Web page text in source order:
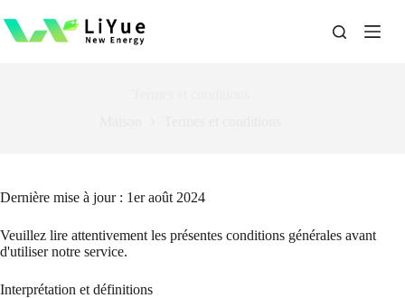
au
contenu
Dernière mise à jour : 1er août 2024
Veuillez lire attentivement les présentes conditions générales avant
d'utiliser notre service.
Interprétation et définitions